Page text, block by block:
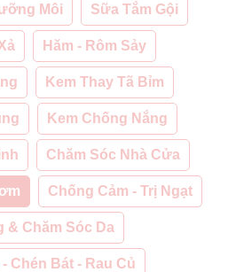
Môi Sữa Tắm Gội
Hăm - Rôm Sảy
Kem Thay Tã Bỉm
Kem Chống Nắng
Chăm Sóc Nhà Cửa
Chống Cảm - Trị Ngạt
& Chăm Sóc Da
Chén Bát - Rau Củ